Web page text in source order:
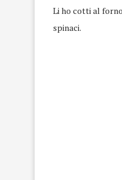
Li ho cotti al
spinaci.